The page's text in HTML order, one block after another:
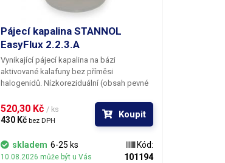
Pájecí kapalina STANNOL
EasyFlux 2.2.3.A
Vynikající pájecí kapalina na bázi
aktivované kalafuny bez příměsi
halogenidů. Nízkoreziduální (obsah pevné
s širokým technologickým oknem.
520,30 Kč / ks
430 Kč bez DPH
Koupit
skladem 6-25 ks
10.08.2026 může být u Vás
Kód:
101194